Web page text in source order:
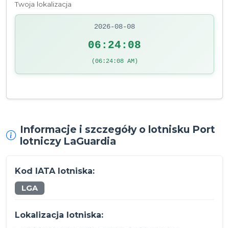
Twoja lokalizacja
2026-08-08
06:24:08
(06:24:08 AM)
Informacje i szczegóły o lotnisku Port
lotniczy LaGuardia
Kod IATA lotniska:
LGA
Lokalizacja lotniska: